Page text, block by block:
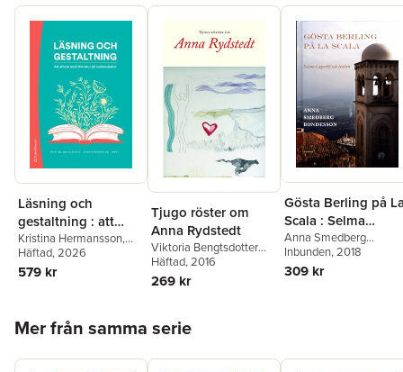
Läsning och
gestaltning : att
arbeta med litteratur
på mellanstadiet
Kristina Hermansson,
Anna Nordenstam
Blix, Christoffer Dahl
Martin Hellström
Kostenniemi, Stefan
Lundström,Maria Nilson,
Häftad, 2026
579 kr
Tjugo röster om
Anna Rydstedt
Viktoria Bengtsdotter
Katz,Ingegerd
Blomstrand
Smedberg Bondesson
Engdahl
Emmanuelsson
Eva Lilja,Lena Lundgren,
Häftad, 2016
269 kr
Gösta Berling på
Scala : Selma
Lagerlöf och Italien
Anna Smedberg
Bondesson
Inbunden, 2018
309 kr
Mer från samma serie